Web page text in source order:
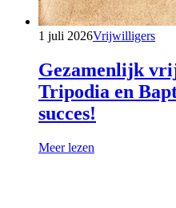
1 juli 2026Vrijwilligers
Gezamenlijk
Tripodia en
succes!
Meer lezen